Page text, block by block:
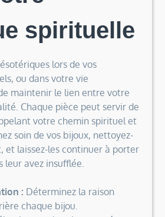
spirituelle
lors de vos
ou dans votre vie
maintenir le lien entre votre
Chaque pièce peut servir de
votre chemin spirituel et
soin de vos bijoux, nettoyez-
et laissez-les continuer à porter
leur avez insufflée.
: Déterminez la raison
chaque bijou.